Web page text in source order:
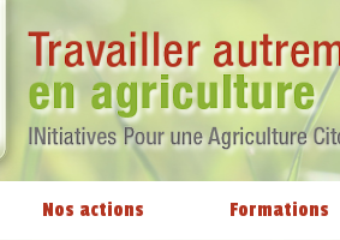
Nos actions Formations